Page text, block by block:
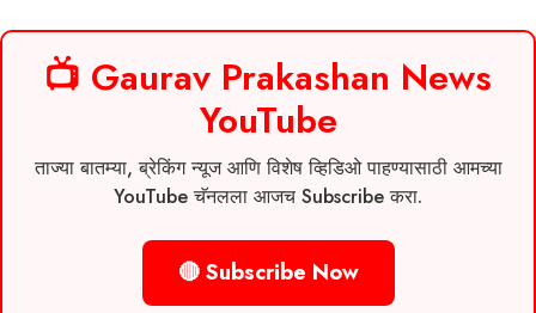
📺 Gaurav Prakashan News
YouTube
ताज्या बातम्या, ब्रेकिंग न्यूज आणि विशेष व्हिडिओ पाहण्यासाठी आमच्या
YouTube चॅनलला आजच Subscribe करा.
🔴 Subscribe Now